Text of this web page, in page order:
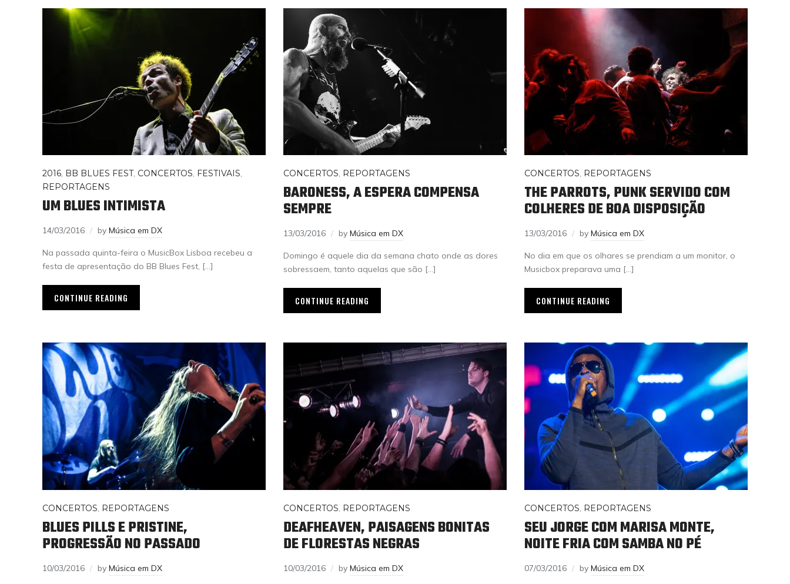
2016, BB BLUES FEST, CONCERTOS, FESTIVAIS,
REPORTAGENS
UM BLUES INTIMISTA
14/03/2016 by Música em DX
Na passada quinta-feira o MusicBox Lisboa recebeu a
festa de apresentação do BB Blues Fest, […]
CONTINUE READING
CONCERTOS, REPORTAGENS
BARONESS, A ESPERA COMPENSA
SEMPRE
13/03/2016 by Música em DX
Domingo é aquele dia da semana chato onde as dores
sobressaem, tanto aquelas que são […]
CONTINUE READING
CONCERTOS, REPORTAGENS
THE PARROTS, PUNK SERVIDO COM
COLHERES DE BOA DISPOSIÇÃO
13/03/2016 by Música em DX
No dia em que os olhares se prendiam a um monitor, o
Musicbox preparava uma […]
CONTINUE READING
CONCERTOS REPORTAGENS
BLUES PILLS E PRISTINE,
PROGRESSÃO NO PASSADO
10/03/2016 by Música em DX
CONCERTOS REPORTAGENS
DEAFHEAVEN, PAISAGENS BONITAS
DE FLORESTAS NEGRAS
10/03/2016 by Música em DX
CONCERTOS REPORTAGENS
SEU JORGE COM MARISA MONTE,
NOITE FRIA COM SAMBA NO PÉ
07/03/2016 by Música em DX